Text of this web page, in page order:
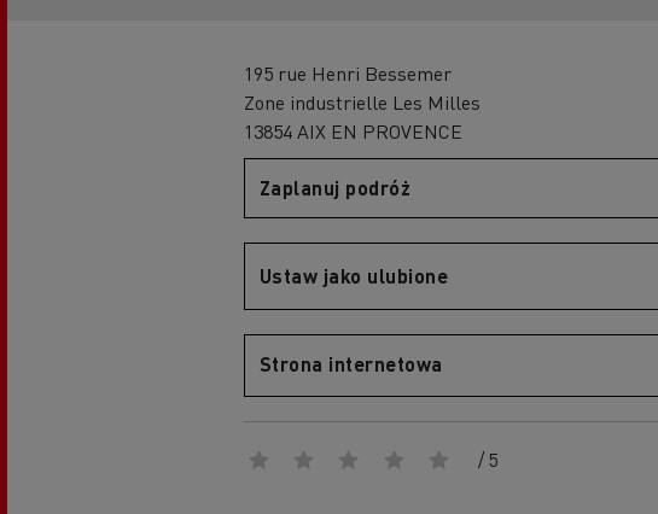
Szkolenie i rozwój kierowców
5 punktów pozwalających zmniejszyć zużycie
Grupa Delanchy korzysta z elektrycznych
Firma Guerlain i dostawy do 15 sklepów w
wykorzystuje elektryczne pojazdy
195 rue Henri Bessemer
Zone industrielle Les Milles
13854 AIX EN PROVENCE
Zaplanuj podróż
Ustaw jako ulubione
Strona internetowa
/ 5